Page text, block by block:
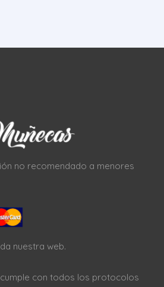
no recomendado a menores
nuestra web.
con todos los protocolos